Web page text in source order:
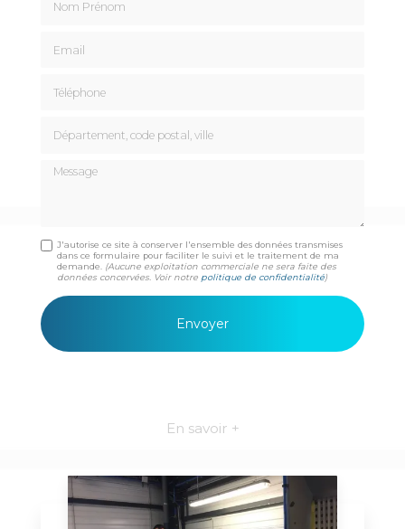
Message
J'autorise ce site à conserver l'ensemble des données transmises
dans ce formulaire pour faciliter le suivi et le traitement de ma
demande. (Aucune exploitation commerciale ne sera faite des
données concervées. Voir notre politique de confidentialité)
En savoir +